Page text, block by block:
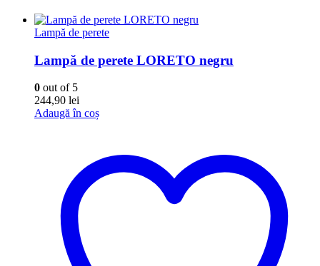
Lampă de perete
Lampă de perete LORETO negru
0 out of 5
244,90 lei
Adaugă în coș